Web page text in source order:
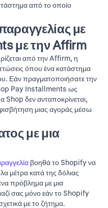
από το οποίο
με
με την Affirm
από την Affirm, η
όπου ένα κατάστημα
Εάν πραγματοποιήσατε την
Pay Installments ως
δεν ανταποκρίνεται,
μιας αγοράς μέσω
με μια
βοηθά το Shopify να
μέτρα κατά της δόλιας
πρόβλημα με μια
σας μόνο εάν το Shopify
με το ζήτημα.